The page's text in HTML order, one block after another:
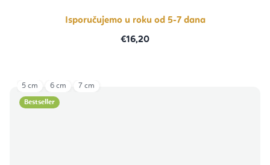
Isporučujemo u roku od 5-7 dana
€16,20
Bestseller
5 cm 6 cm 7 cm